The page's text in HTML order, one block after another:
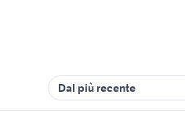
Dal più recente